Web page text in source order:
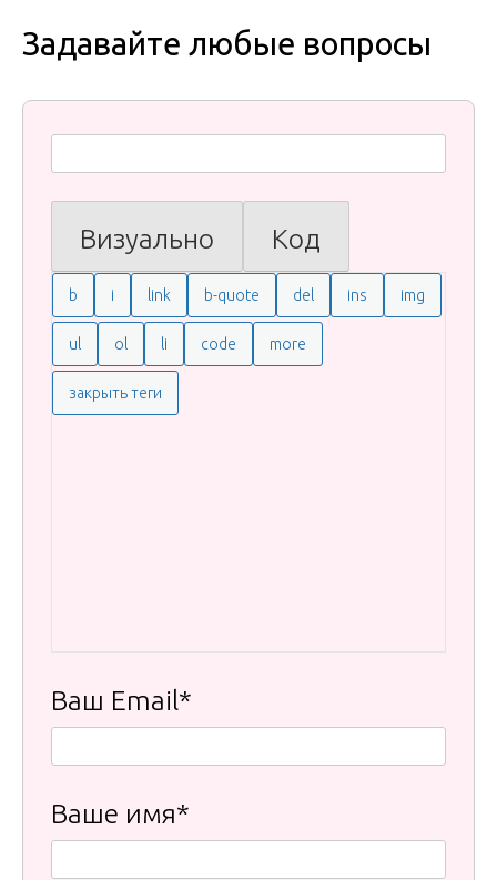
Задавайте любые вопросы
Визуально Код
Ваш Email*
Ваше имя*